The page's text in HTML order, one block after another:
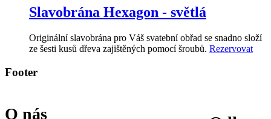
Slavobrána Hexagon - světlá
Originální slavobrána pro Váš svatební obřad se snadno složí
ze šesti kusů dřeva zajištěných pomocí šroubů. Rezervovat
Footer
O nás